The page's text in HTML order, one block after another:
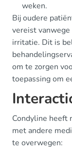
weken.
Bij oudere
vereist
irritatie. Dit is
om te zorgen
toepassing om
Condyline heeft
met andere
te overwegen: